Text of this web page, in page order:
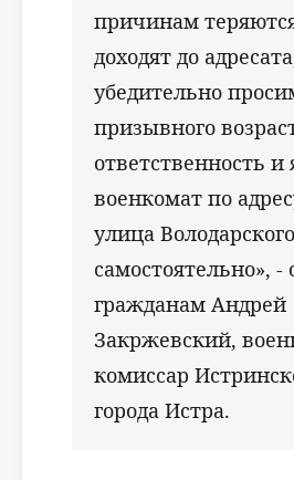
причинам
доходят до
убедительно
призывного
ответственность и
военкомат по
улица
самостоятельно», -
гражданам Андрей
Закржевский,
комиссар
города Истра.